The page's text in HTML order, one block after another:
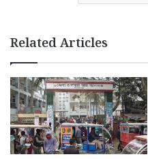
Related Articles